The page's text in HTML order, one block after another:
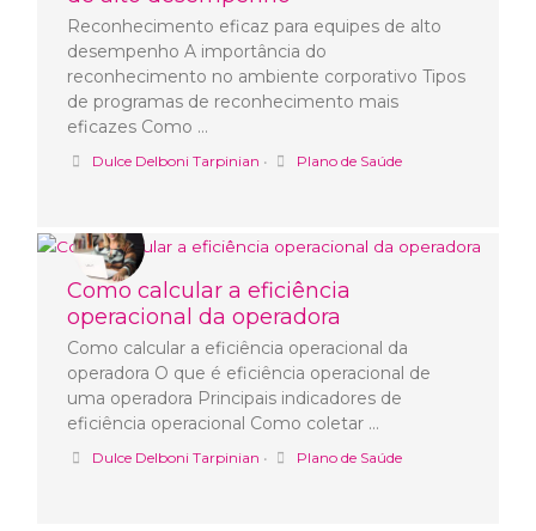
Reconhecimento eficaz para equipes de alto
desempenho A importância do
reconhecimento no ambiente corporativo Tipos
de programas de reconhecimento mais
eficazes Como …
Dulce Delboni Tarpinian • Plano de Saúde
Como calcular a eficiência
operacional da operadora
Como calcular a eficiência operacional da
operadora O que é eficiência operacional de
uma operadora Principais indicadores de
eficiência operacional Como coletar …
Dulce Delboni Tarpinian • Plano de Saúde